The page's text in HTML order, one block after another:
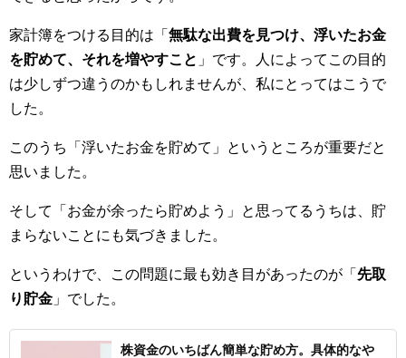
家計簿をつける目的は「 無駄な出費を見つけ、浮いたお金
を貯めて、それを増やすこと 」です。人によってこの目的
は少しずつ違うのかもしれませんが、私にとってはこうで
した。
このうち「浮いたお金を貯めて」というところが重要だと
思いました。
そして「お金が余ったら貯めよう」と思ってるうちは、貯
まらないことにも気づきました。
というわけで、この問題に最も効き目があったのが「 先取
り貯金 」でした。
株資金のいちばん簡単な貯め方。具体的なや